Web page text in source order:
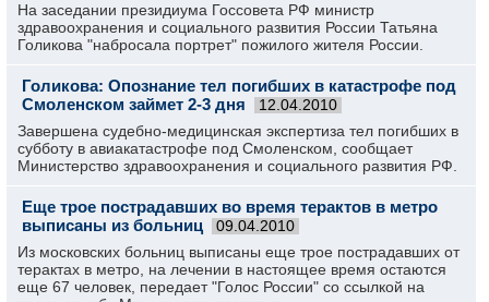
На заседании президиума Госсовета РФ министр
здравоохранения и социального развития России Татьяна
Голикова "набросала портрет" пожилого жителя России.
Голикова: Опознание тел погибших в катастрофе под
Смоленском займет 2-3 дня
12.04.2010
Завершена судебно-медицинская экспертиза тел погибших в
субботу в авиакатастрофе под Смоленском, сообщает
Министерство здравоохранения и социального развития РФ.
Еще трое пострадавших во время терактов в метро
выписаны из больниц
09.04.2010
Из московских больниц выписаны еще трое пострадавших от
терактах в метро, на лечении в настоящее время остаются
еще 67 человек, передает "Голос России" со ссылкой на